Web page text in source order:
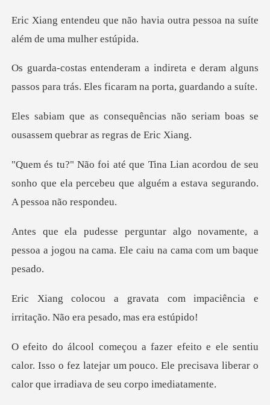
havia outra pessoa na suíte
e deram alguns
passos para trás. Eles
s não seriam boas se
ousassem q
dou de seu
sonho que ela percebeu que alguém
novamente, a
pessoa a jogou na cama.
om impaciência e
irritação. Nã
calor. Isso o fez latejar um pouco. Ele precisava lib